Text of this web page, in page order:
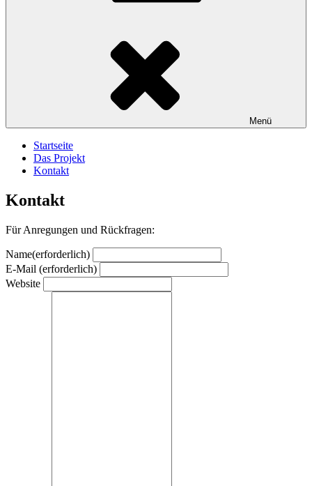
Menü
Startseite
Das Projekt
Kontakt
Kontakt
Für Anregungen und Rückfragen:
Name(erforderlich)
E-Mail (erforderlich)
Website